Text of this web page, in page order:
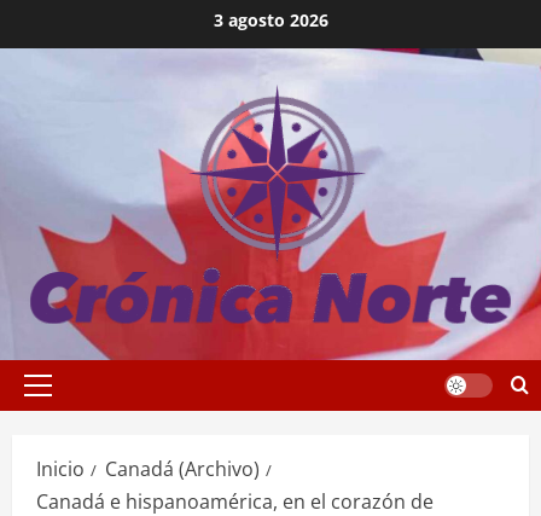
al
3 agosto 2026
Menú
Inicio
Canadá (Archivo)
Canadá e hispanoamérica, en el corazón de